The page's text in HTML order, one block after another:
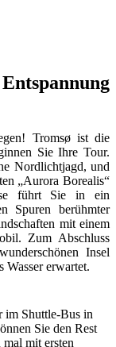
Tromsø ist die
Sie Ihre Tour.
Nordlichtjagd, und
„Aurora Borealis“
führt Sie in ein
Spuren berühmter
mit einem
Zum Abschluss
Insel
Wasser erwartet.
im Shuttle-Bus in
Sie den Rest
mit ersten